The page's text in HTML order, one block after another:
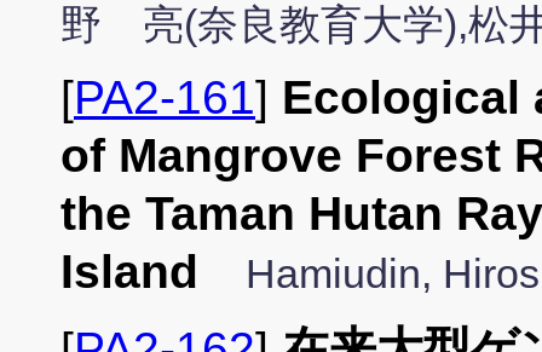
野 亮(奈良教育大学),松
[PA2-161] Ecological
of Mangrove Forest
the Taman Hutan
Island
Hamiudin,